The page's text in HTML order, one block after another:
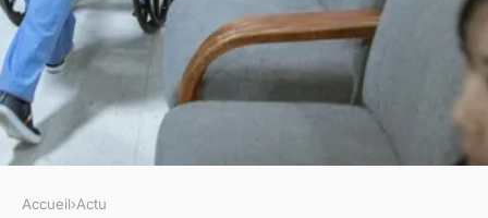
Accueil›Actu